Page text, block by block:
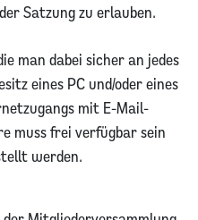
Satzung zu erlauben.
man dabei sicher an jedes
eines PC und/oder eines
mit E-Mail-
muss frei verfügbar sein
werden.